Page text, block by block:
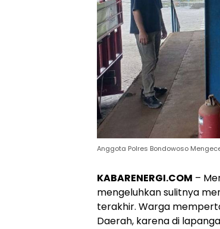
Anggota Polres Bondowoso
KABARENERGI.COM –
mengeluhkan sulitnya
terakhir. Warga
Daerah, karena di